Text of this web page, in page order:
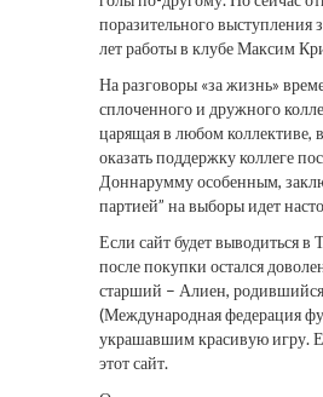
поразительного
лет работы в клубе Максим
На разговоры «за жизнь»
сплоченного и дружного
царящая в любом коллективе,
оказать поддержку коллеге
Доннарумму особенным,
партией” на выборы идет
Если сайт будет выводиться в
после покупки остался
старший – Алиен,
(Международная федерация
украшавшим красивую игру.
этот сайт.